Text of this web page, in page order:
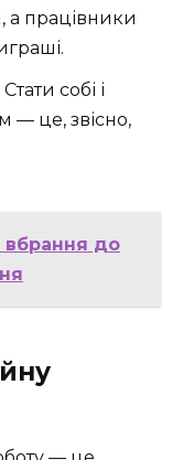
а працівники
Стати собі і
— це, звісно,
вбрання до